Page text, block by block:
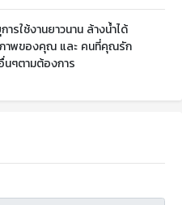
ใช้งานยาวนาน ล้างน้ำได้
าพของคุณ และ คนที่คุณรัก
ๆตามต้องการ